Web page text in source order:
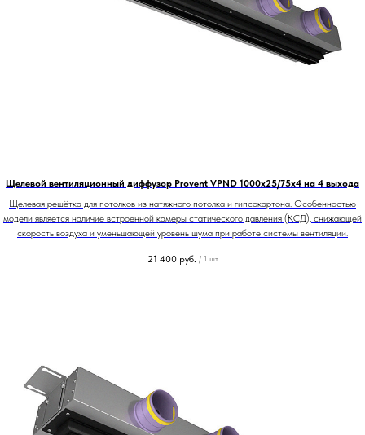
Щелевой вентиляционный диффузор Provent VPND 1000х25/75х4 на 4 выхода
Щелевая решётка для потолков из натяжного потолка и гипсокартона. Особенностью
модели является наличие встроенной камеры статического давления (КСД), снижающей
скорость воздуха и уменьшающей уровень шума при работе системы вентиляции.
21 400 руб. / 1 шт